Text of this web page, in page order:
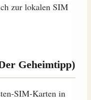
zur lokalen SIM
Geheimtipp)
SIM-Karten in